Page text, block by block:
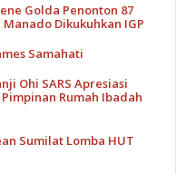
Golda Penonton 87
Dikukuhkan IGP
Samahati
Ohi SARS Apresiasi
Rumah Ibadah
Sumilat Lomba HUT